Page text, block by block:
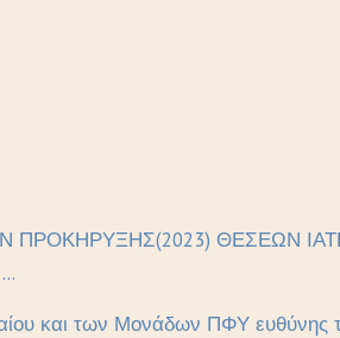
ΠΡΟΚΗΡΥΞΗΣ(2023) ΘΕΣΕΩΝ
και των Μονάδων ΠΦΥ ευθύνης